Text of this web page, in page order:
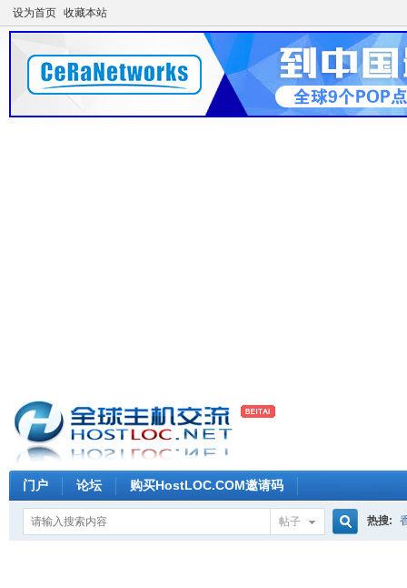
设为首页 收藏本站
门户 论坛 购买HostLOC.COM邀请码
帖子 热搜: